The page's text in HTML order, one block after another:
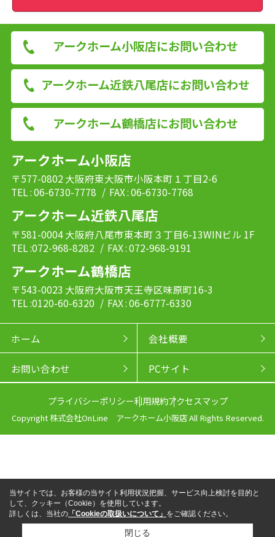
アークホーム小阪店にお問い合わせ
アークホーム近鉄八尾店にお問い合わせ
アークホーム鶴橋店にお問い合わせ
アークホーム小阪店
〒577-0802 大阪府東大阪市小阪本町１丁目2-6
TEL : 06-6730-7778 / FAX : 06-6730-7768
アークホーム近鉄八尾店
〒581-0004 大阪府八尾市東本町３丁目6-13WINビル 1F
TEL :072-968-8282 / FAX : 072-968-9191
アークホーム鶴橋店
〒543-0023 大阪府大阪市天王寺区味原町16-3
TEL :0120-60-6320 / FAX : 06-6777-6330
ホーム 会社概要
お問い合わせ PCサイト
プライバシーポリシー利用規約アクセスマップ
Copyright 株式会社OnLine アークホーム小阪店 All Rights Reserved.
当サイトでは、お客様の当サイト利用状況把握、サービス向上検討を目的と
して、クッキー（Cookie）を使用しています。
詳しくは、当社の 「Cookieの取扱いについて」 をご確認ください。
閉じる